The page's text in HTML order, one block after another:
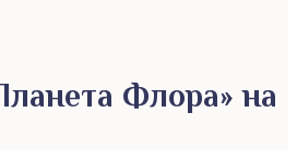
Флора» на